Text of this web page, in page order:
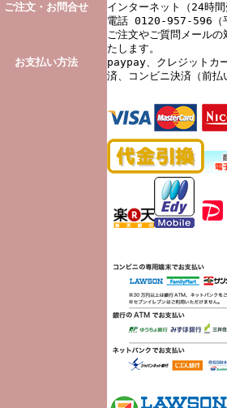
ご注文・お問合せ
インターネット（24時
電話 0120-957-596（
ご注文やご質問メール
たします。
お支払い方法
paypay、クレジットカ
済、コンビニ決済（前